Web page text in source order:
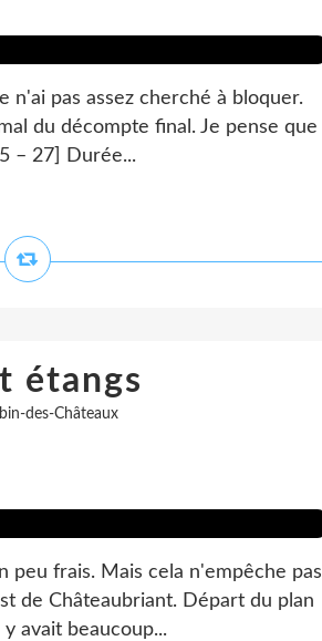
n'ai pas assez cherché à bloquer.
du décompte final. Je pense que
– 27] Durée...
étangs
des-Châteaux
peu frais. Mais cela n'empêche pas
de Châteaubriant. Départ du plan
avait beaucoup...